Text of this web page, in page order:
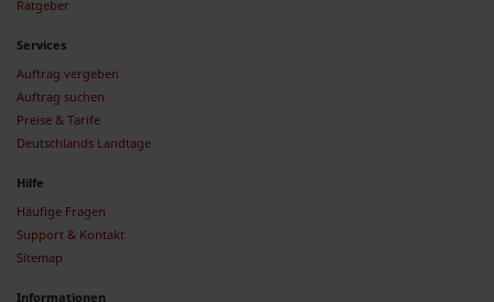
Ratgeber
Services
Auftrag vergeben
Auftrag suchen
Preise & Tarife
Deutschlands Landtage
Hilfe
Häufige Fragen
Support & Kontakt
Sitemap
Informationen